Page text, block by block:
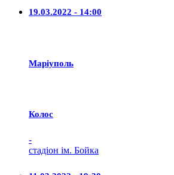
19.03.2022 - 14:00
Маріуполь
Колос
-
стадіон ім. Бойка